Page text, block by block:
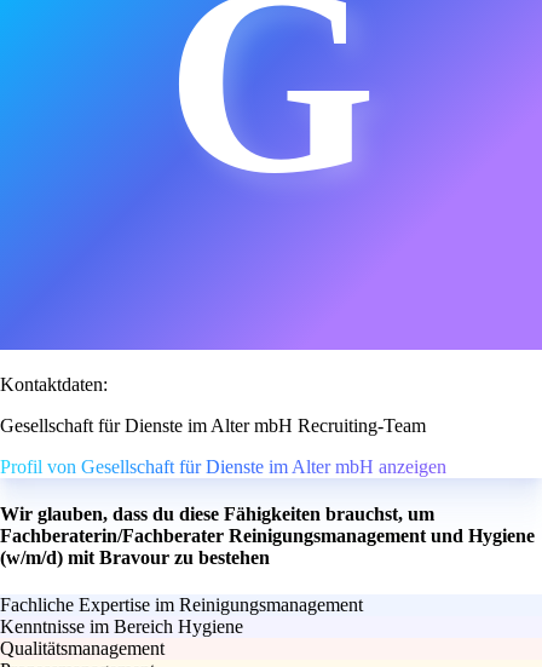
G
Kontaktdaten:
Gesellschaft für Dienste im Alter mbH Recruiting-Team
Profil von Gesellschaft für Dienste im Alter mbH anzeigen
Wir glauben, dass du diese Fähigkeiten brauchst, um
Fachberaterin/Fachberater Reinigungsmanagement und Hygiene
(w/m/d) mit Bravour zu bestehen
Fachliche Expertise im Reinigungsmanagement
Kenntnisse im Bereich Hygiene
Qualitätsmanagement